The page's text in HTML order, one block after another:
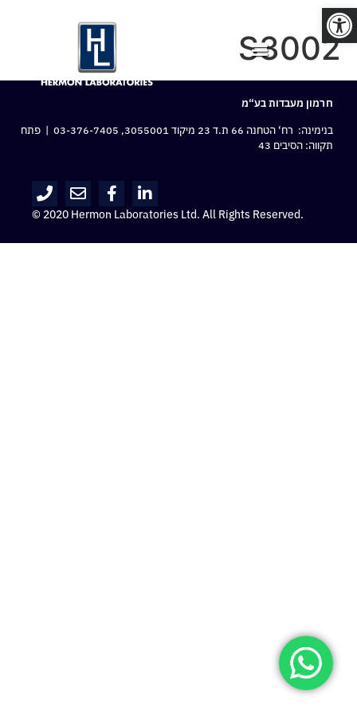
פתח סרגל נגישות
S3002
חרמון מעבדות בע“מ
בנימינה: רח‘ הטחנה 66 ת.ד 23 מיקוד 3055001,
03-376-7405 | פתח
תקווה: הסיבים 43
© 2020 Hermon Laboratories Ltd. All Rights Reserved.